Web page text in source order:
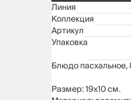
Линия
Коллекция
Артикул
Упаковка
Блюдо пасхальное,
Размер: 19х10 см.